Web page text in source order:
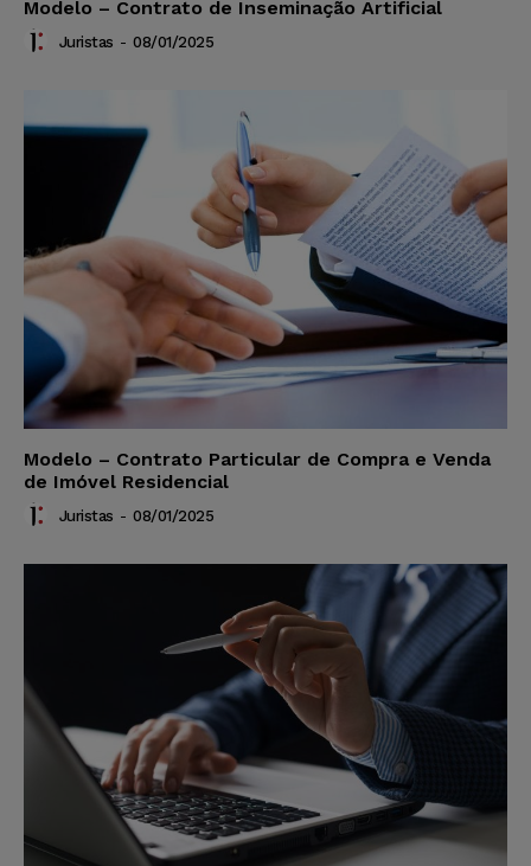
Modelo – Contrato de Inseminação Artificial
Juristas - 08/01/2025
Modelo – Contrato Particular de Compra e Venda
de Imóvel Residencial
Juristas - 08/01/2025